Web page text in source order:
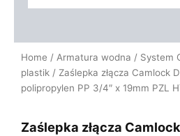
Home / Armatura wodna / System
plastik / Zaślepka złącza Camlock
polipropylen PP 3/4″ x 19mm PZL
Zaślepka złącza